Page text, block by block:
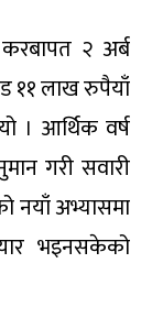
२ अर्ब
११ लाख रुपैयाँ
। आर्थिक वर्ष
गरी सवारी
नयाँ अभ्यासमा
भइनसकेको